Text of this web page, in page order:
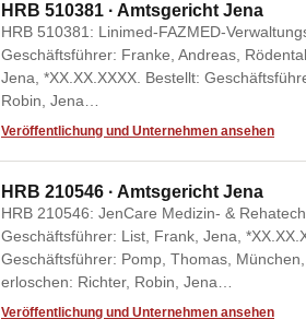
HRB 510381 · Amtsgericht Jena
HRB 510381: Linimed-FAZMED-
Geschäftsführer: Franke, Andreas,
Jena, *XX.XX.XXXX. Bestellt:
Robin, Jena…
Veröffentlichung und Unternehmen ansehen
HRB 210546 · Amtsgericht Jena
HRB 210546: JenCare Medizin- &
Geschäftsführer: List, Frank, Jena,
Geschäftsführer: Pomp, Thomas,
erloschen: Richter, Robin, Jena…
Veröffentlichung und Unternehmen ansehen